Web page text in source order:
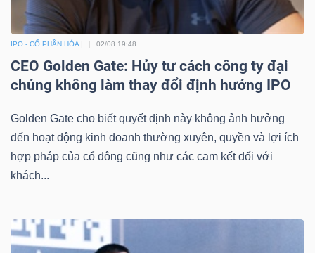
IPO - CỔ PHẦN HÓA 02/08 19:48
CEO Golden Gate: Hủy tư cách công ty đại
chúng không làm thay đổi định hướng IPO
Golden Gate cho biết quyết định này không ảnh hưởng
đến hoạt động kinh doanh thường xuyên, quyền và lợi ích
hợp pháp của cổ đông cũng như các cam kết đối với
khách...
NGHỆ
THÔNG
TIN
DỊCH
VỤ
TRUYỀN